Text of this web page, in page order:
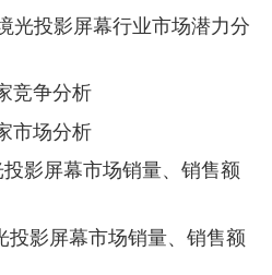
光投影屏幕行业市场潜力分
竞争分析
市场分析
影屏幕市场销量、销售额
影屏幕市场销量、销售额